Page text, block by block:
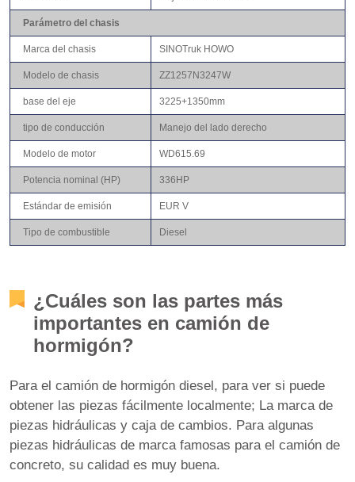
Parámetro del chasis
Marca del chasis SINOTruk HOWO
Modelo de chasis ZZ1257N3247W
base del eje 3225+1350mm
tipo de conducción Manejo del lado derecho
Modelo de motor WD615.69
Potencia nominal (HP) 336HP
Estándar de emisión EUR V
Tipo de combustible Diesel
¿Cuáles son las partes más
importantes en camión de
hormigón?
Para el camión de hormigón diesel, para ver si puede
obtener las piezas fácilmente localmente; La marca de
piezas hidráulicas y caja de cambios. Para algunas
piezas hidráulicas de marca famosas para el camión de
concreto, su calidad es muy buena.